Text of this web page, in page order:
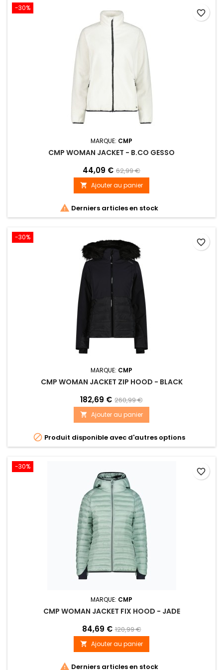
-30%
MARQUE: CMP
CMP WOMAN JACKET - B.CO GESSO
44,09 € 62,99 €
 Ajouter au panier
 Derniers articles en stock
favorite_border
-30%
MARQUE: CMP
CMP WOMAN JACKET ZIP HOOD - BLACK
182,69 € 260,99 €
 Ajouter au panier
 Produit disponible avec d'autres options
favorite_border
-30%
MARQUE: CMP
CMP WOMAN JACKET FIX HOOD - JADE
84,69 € 120,99 €
 Ajouter au panier
 Derniers articles en stock
favorite_border